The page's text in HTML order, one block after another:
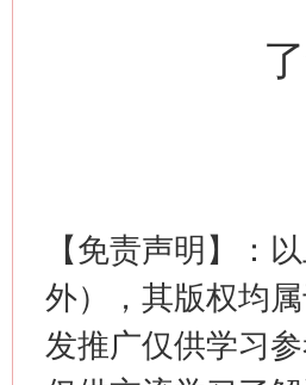
【免责声明】：
外），其版权均
发推广仅供学习
这是一记警钟！